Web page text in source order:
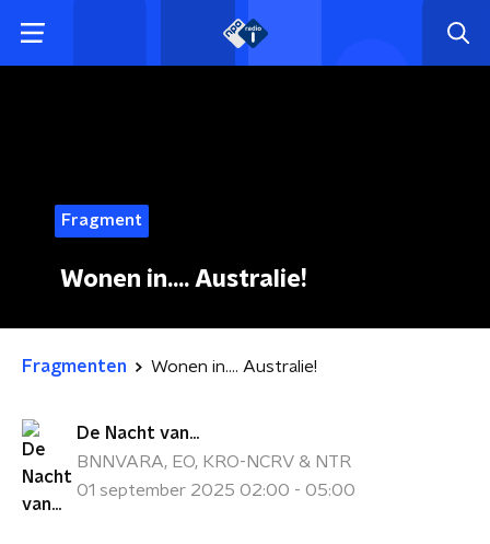
Fragment
Wonen in.... Australie!
Fragmenten Wonen in.... Australie!
De Nacht van...
BNNVARA, EO, KRO-NCRV & NTR
01 september 2025 02:00 - 05:00